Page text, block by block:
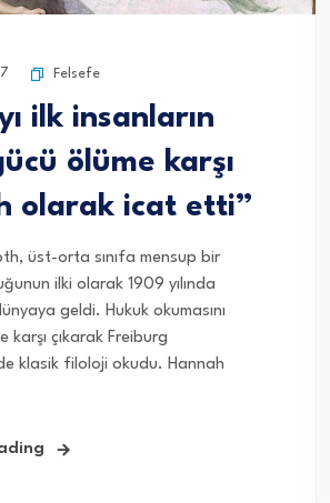
Felsefe
ilk insanların
ölüme karşı
olarak icat etti”
üst-orta sınıfa mensup bir
ilki olarak 1909 yılında
geldi. Hukuk okumasını
karşı çıkarak Freiburg
klasik filoloji okudu. Hannah